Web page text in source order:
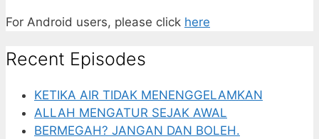
For Android users, please click here
Recent Episodes
KETIKA AIR TIDAK MENENGGELAMKAN
ALLAH MENGATUR SEJAK AWAL
BERMEGAH? JANGAN DAN BOLEH.